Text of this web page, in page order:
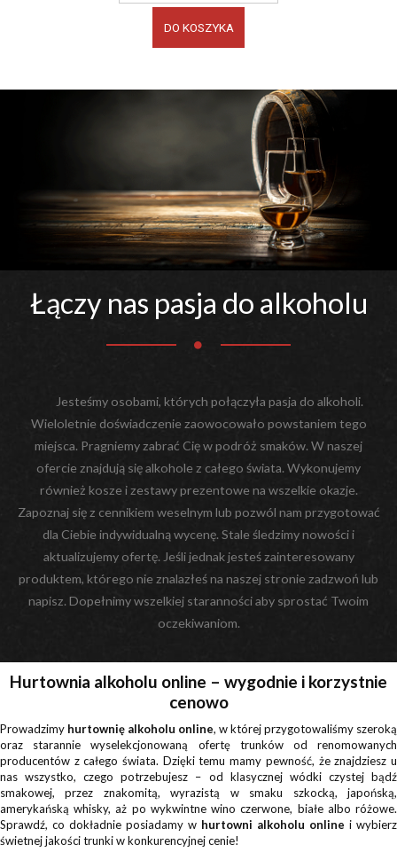
DO KOSZYKA
Łączy nas pasja do alkoholu
Jesteśmy osobami, których połączyła pasja do alkoholi.
Wieloletnie doświadczenie zaowocowało powstaniem tego
miejsca. Pragniemy zabrać Cię w podróż smaków. W naszej
ofercie znajdują się alkohole z całego świata. Wykonujemy
również kosze i zestawy prezentowe na wszelkie okazje.
Zapoznaj się z cennikiem weselnym lub pozwól nam przygotować
dla Ciebie indywidualną wycenę. Stale śledzimy nowości i
aktualizujemy ofertę. Jeśli jednak jesteś zainteresowany
produktem, którego nie znalazłeś na naszej stronie zadzwoń lub
napisz. Dopełnimy wszelkiej staranności aby sprostać Twoim
oczekiwaniom.
Hurtownia alkoholu online – wygodnie i korzystnie
cenowo
Prowadzimy hurtownię alkoholu online, w której przygotowaliśmy szeroką
oraz starannie wyselekcjonowaną ofertę trunków od renomowanych
producentów z całego świata. Dzięki temu mamy pewność, że znajdziesz u
nas wszystko, czego potrzebujesz – od klasycznej wódki czystej bądź
smakowej, przez znakomitą, wyrazistą w smaku szkocką, japońską,
amerykańską whisky, aż po wykwintne wino czerwone, białe albo różowe.
Sprawdź, co dokładnie posiadamy w hurtowni alkoholu online i wybierz
świetnej jakości trunki w konkurencyjnej cenie!